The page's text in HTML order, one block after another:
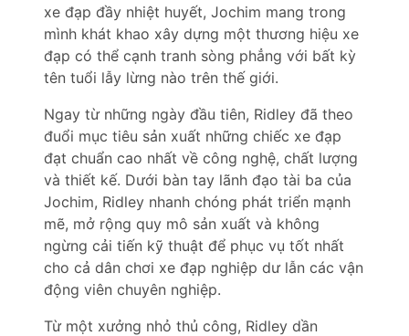
xe đạp đầy nhiệt huyết, Jochim mang trong
mình khát khao xây dựng một thương hiệu xe
đạp có thể cạnh tranh sòng phẳng với bất kỳ
tên tuổi lẫy lừng nào trên thế giới.
Ngay từ những ngày đầu tiên, Ridley đã theo
đuổi mục tiêu sản xuất những chiếc xe đạp
đạt chuẩn cao nhất về công nghệ, chất lượng
và thiết kế. Dưới bàn tay lãnh đạo tài ba của
Jochim, Ridley nhanh chóng phát triển mạnh
mẽ, mở rộng quy mô sản xuất và không
ngừng cải tiến kỹ thuật để phục vụ tốt nhất
cho cả dân chơi xe đạp nghiệp dư lẫn các vận
động viên chuyên nghiệp.
Từ một xưởng nhỏ thủ công, Ridley dần